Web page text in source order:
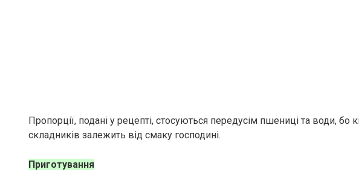
Пропорції, подані у рецепті, стосуються передусім пшениці та води, бо
складників залежить від смаку господині.
Приготування